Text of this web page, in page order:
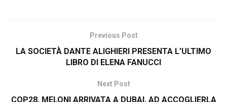
Previous Post
LA SOCIETÀ DANTE ALIGHIERI PRESENTA L’ULTIMO
LIBRO DI ELENA FANUCCI
Next Post
COP28, MELONI ARRIVATA A DUBAI, AD ACCOGLIERLA